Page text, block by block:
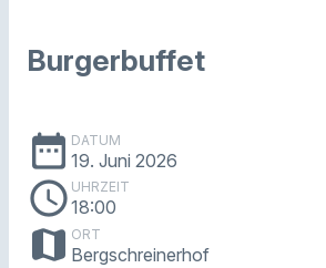
Burgerbuffet
date_range DATUM
19. Juni 2026
schedule UHRZEIT
18:00
map ORT
Bergschreinerhof